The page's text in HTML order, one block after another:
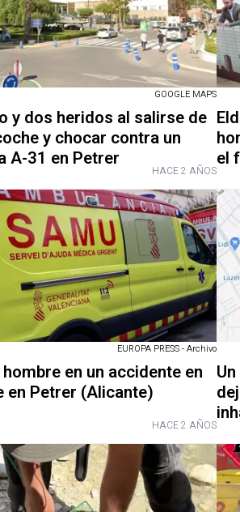
GOOGLE MAPS
y dos heridos al salirse de
y chocar contra un
A-31 en Petrer
HACE 2 AÑOSel
EUROPA PRESS - Archivo
en un accidente en
en Petrer (Alicante)
HACE 2 AÑOS